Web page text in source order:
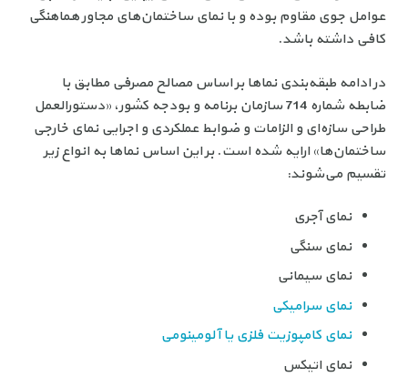
عوامل جوی مقاوم بوده و با نمای ساختمان‌های مجاور هماهنگی
کافی داشته باشد.
در ادامه طبقه‌بندی نماها بر اساس مصالح مصرفی مطابق با
ضابطه شماره 714 سازمان برنامه و بودجه کشور، «دستورالعمل
طراحی سازه‌ای و الزامات و ضوابط عملکردی و اجرایی نمای خارجی
ساختمان‌ها» ارایه شده است. بر این اساس نماها به انواع زیر
تقسیم می‌شوند:
نمای آجری
نمای سنگی
نمای سیمانی
نمای سرامیکی
نمای کامپوزیت فلزی یا آلومینومی
نمای اتیکس